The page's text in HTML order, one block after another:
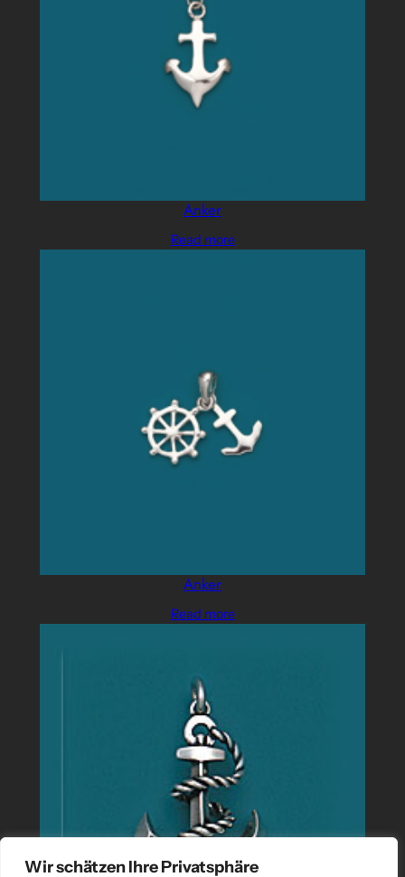
Wir schätzen Ihre Privatsphäre
Anker
Read more
Anker
Read more